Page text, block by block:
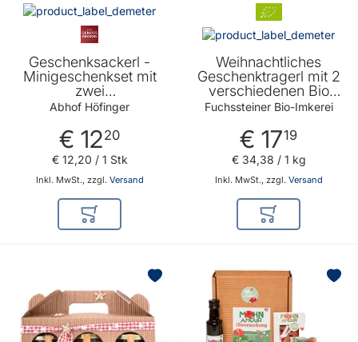
Geschenksackerl -
Minigeschenkset mit
zwei
Premiumprodukten ist
für jeden Anlass von
Abhof Höfinger
Abhof Höfinger
€ 1220
Inkl. MwSt., zzgl. Versand
€ 12,20 / 1 Stk
In den Warenkorb
Weihnachtliches
Geschenktragerl mit 2
verschiedenen Bio
Honigen 2 x 250g -
Honigliebhaber von
Fuchssteiner Bio
Imkerei
Fuchssteiner Bio-Imkerei
€ 1719
Inkl. MwSt., zzgl. Versand
€ 34,38 / 1 kg
In den